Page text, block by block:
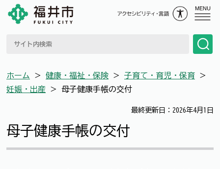
MENU
ホーム ＞ 健康・福祉・保険 ＞ 子育て・育児・保育 ＞
妊娠・出産 ＞ 母子健康手帳の交付
最終更新日：2026年4月1日
母子健康手帳の交付